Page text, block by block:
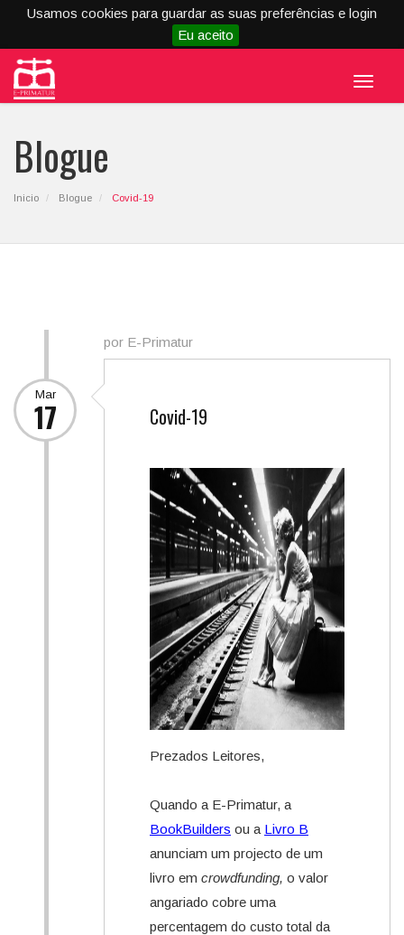
Usamos cookies para guardar as suas preferências e login
Eu aceito
Menu
Blogue
Inicio Blogue Covid-19
por E-Primatur
Mar
17 Covid-19
Prezados Leitores,
Quando a E-Primatur, a
BookBuilders ou a Livro B
anunciam um projecto de um
livro em crowdfunding, o valor
angariado cobre uma
percentagem do custo total da